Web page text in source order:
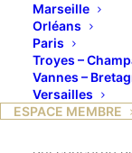
Marseille
Orléans
Paris
Troyes –
Vannes –
Versailles
ESPACE MEMBRE
Nouveau
France »
un chemin
président de